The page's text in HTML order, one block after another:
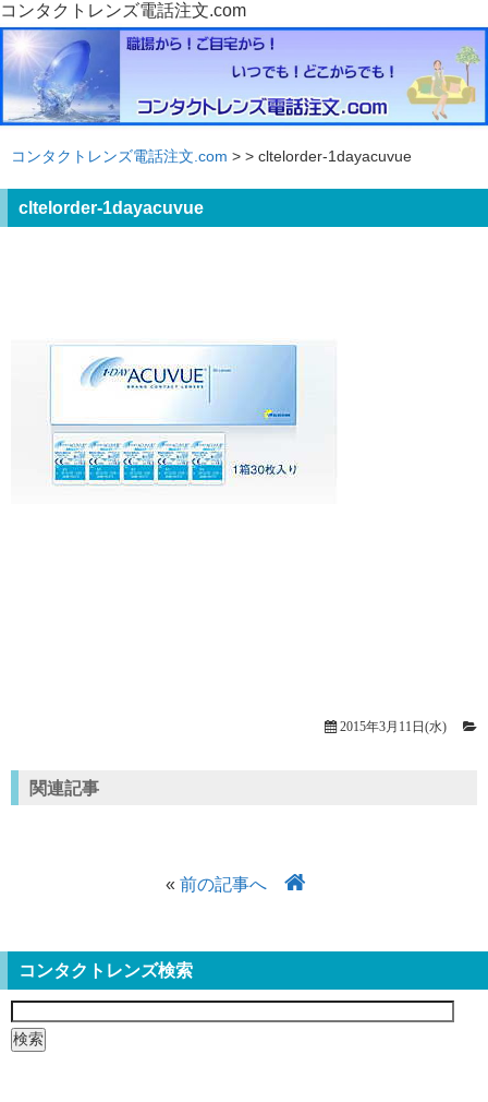
コンタクトレンズ電話注文.com
コンタクトレンズ電話注文.com > > cltelorder-1dayacuvue
cltelorder-1dayacuvue
2015年3月11日(水)
関連記事
« 前の記事へ
コンタクトレンズ検索
検
索: